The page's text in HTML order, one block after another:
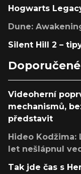
Hogwarts
Dune:
Silent Hill 2 –
Videoherní
mechanismů,
představit
Hideo
let nešlápnul
Tak jde čas s